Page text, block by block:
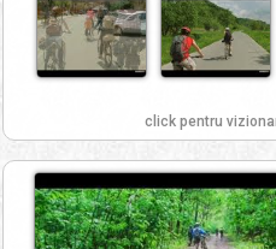
click pentru